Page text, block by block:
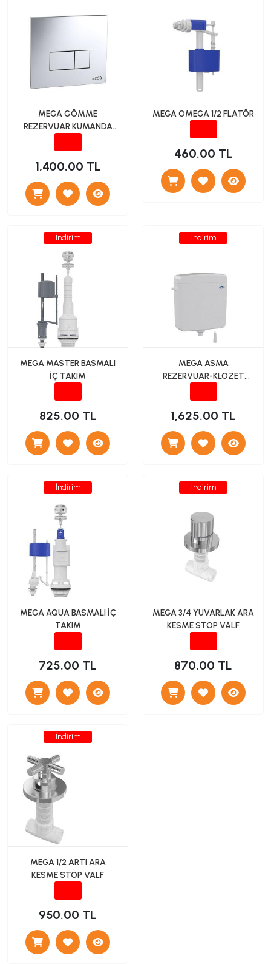
MEGA GÖMME
REZERVUAR KUMANDA
1,400.00 TL
MEGA OMEGA 1/2 FLATÖR
460.00 TL
İndirim
MEGA MASTER BASMALI
İÇ TAKIM
825.00 TL
İndirim
MEGA ASMA
REZERVUAR-KLOZET
1,625.00 TL
İndirim
MEGA AQUA BASMALI İÇ
TAKIM
725.00 TL
İndirim
MEGA 3/4 YUVARLAK ARA
KESME STOP VALF
870.00 TL
İndirim
MEGA 1/2 ARTI ARA
KESME STOP VALF
950.00 TL